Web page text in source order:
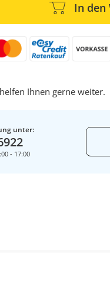
In den
Ihnen gerne weiter.
unter:
- 17:00